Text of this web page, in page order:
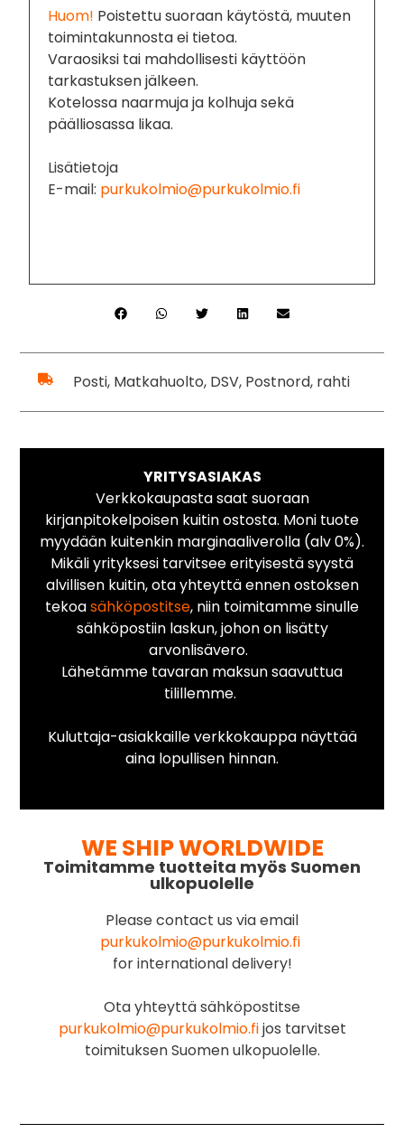
Huom! Poistettu suoraan käytöstä, muuten
toimintakunnosta ei tietoa.
Varaosiksi tai mahdollisesti käyttöön
tarkastuksen jälkeen.
Kotelossa naarmuja ja kolhuja sekä
päälliosassa likaa.
Lisätietoja
E-mail: purkukolmio@purkukolmio.fi
Posti, Matkahuolto, DSV, Postnord, rahti
YRITYSASIAKAS
Verkkokaupasta saat suoraan
kirjanpitokelpoisen kuitin ostosta. Moni tuote
myydään kuitenkin marginaaliverolla (alv 0%).
Mikäli yrityksesi tarvitsee erityisestä syystä
alvillisen kuitin, ota yhteyttä ennen ostoksen
tekoasähköpostitse, niin toimitamme sinulle
sähköpostiin laskun, johon on lisätty
arvonlisävero.
Lähetämme tavaran maksun saavuttua
tilillemme.
Kuluttaja-asiakkaille verkkokauppa näyttää
aina lopullisen hinnan.
WE SHIP WORLDWIDE
Toimitamme tuotteita myös Suomen
ulkopuolelle
Please contact us via email
purkukolmio@purkukolmio.fi
for international delivery!
Ota yhteyttä sähköpostitse
purkukolmio@purkukolmio.fijos tarvitset
toimituksen Suomen ulkopuolelle.